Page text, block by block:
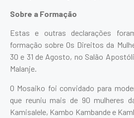
Sobre a Formação
Estas e outras declarações
formação sobre Os Direitos da
30 e 31 de Agosto, no Salão
Malanje.
O Mosaiko foi convidado para
que reuniu mais de 90 mulheres
Kamisalele, Kambo Kambande e